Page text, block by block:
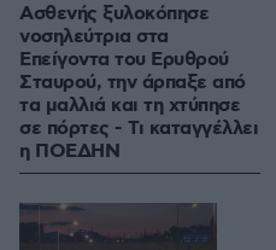
Ασθενής ξυλοκόπησε
νοσηλεύτρια στα
Επείγοντα του Ερυθρού
Σταυρού, την άρπαξε από
τα μαλλιά και τη χτύπησε
σε πόρτες - Τι καταγγέλλει
η ΠΟΕΔΗΝ